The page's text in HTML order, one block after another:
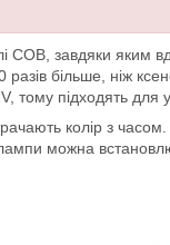
COB, завдяки
разів більше, ніж
підходять для
колір з часом.
можна